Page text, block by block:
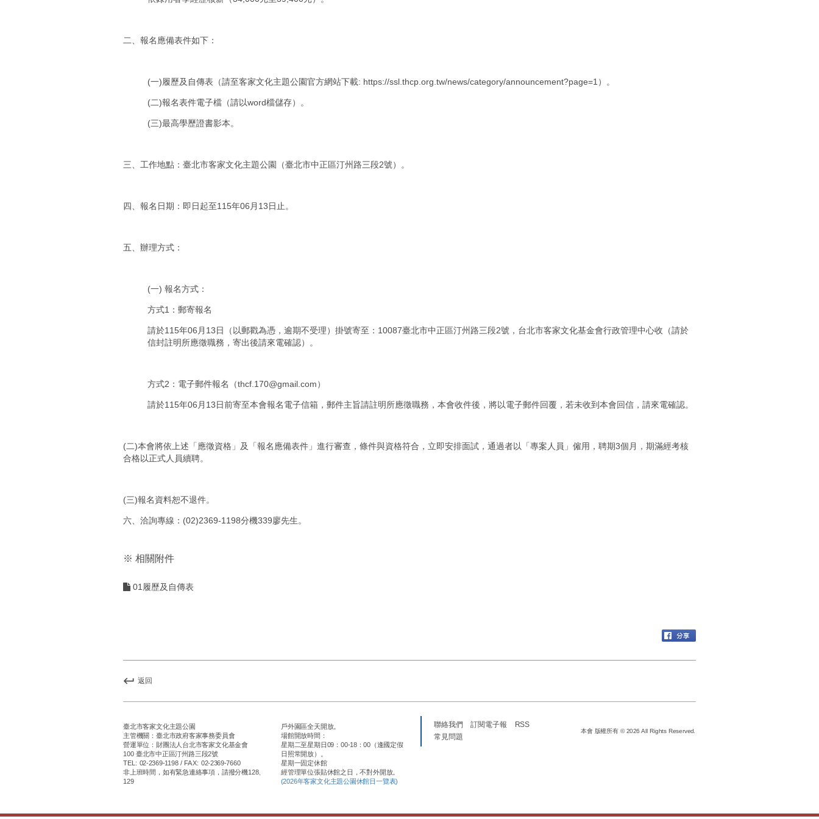
二、報名應備表件如下：
(一)履歷及自傳表（請至客家文化主題公園官方網站下載: https://ssl.thcp.org.tw/news/category/announcement?page=1）。
(二)報名表件電子檔（請以word檔儲存）。
(三)最高學歷證書影本。
三、工作地點：臺北市客家文化主題公園（臺北市中正區汀州路三段2號）。
四、報名日期：即日起至115年06月13日止。
五、辦理方式：
(一) 報名方式：
方式1：郵寄報名
請於115年06月13日（以郵戳為憑，逾期不受理）掛號寄至：10087臺北市中正區汀州路三段2號，台北市客家文化基金會行政管理中心收（請於
信封註明所應徵職務，寄出後請來電確認）。
方式2：電子郵件報名（thcf.170@gmail.com）
請於115年06月13日前寄至本會報名電子信箱，郵件主旨請註明所應徵職務，本會收件後，將以電子郵件回覆，若未收到本會回信，請來電確認。
(二)本會將依上述「應徵資格」及「報名應備表件」進行審查，條件與資格符合，立即安排面試，通過者以「專案人員」僱用，聘期3個月，期滿經考核
合格以正式人員續聘。
(三)報名資料恕不退件。
六、洽詢專線：(02)2369-1198分機339廖先生。
※ 相關附件
01履歷及自傳表
返回
臺北市客家文化主題公園
主管機關：臺北市政府客家事務委員會
營運單位：財團法人台北市客家文化基金會
100 臺北市中正區汀州路三段2號
TEL: 02-2369-1198 / FAX: 02-2369-7660
非上班時間，如有緊急連絡事項，請撥分機128、
129
戶外園區全天開放。
場館開放時間：
星期二至星期日09：00-18：00（逢國定假
日照常開放）。
星期一固定休館
經管理單位張貼休館之日，不對外開放。
(2026年客家文化主題公園休館日一覽表)
聯絡我們 訂閱電子報
RSS
常見問題
本會 版權所有 © 2026 All Rights Reserved.